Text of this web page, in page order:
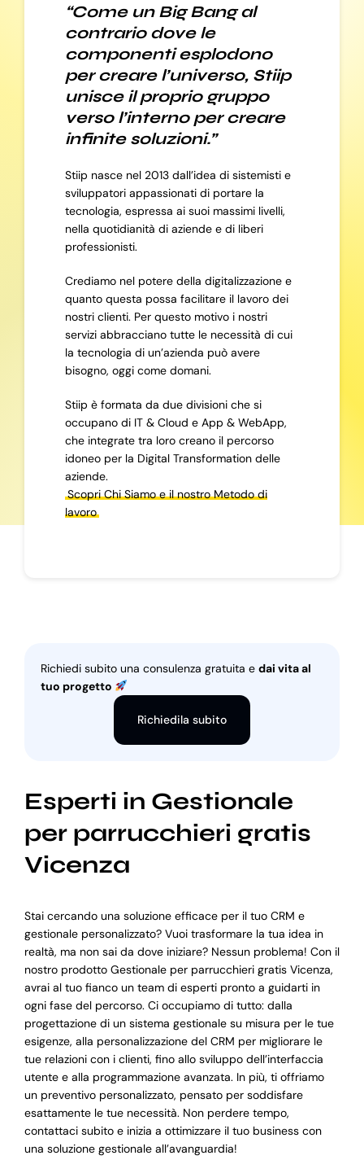
“Come un Big Bang al
contrario dove le
componenti esplodono
per creare l’universo, Stiip
unisce il proprio gruppo
verso l’interno per creare
infinite soluzioni.”
Stiip nasce nel 2013 dall’idea di sistemisti e
sviluppatori appassionati di portare la
tecnologia, espressa ai suoi massimi livelli,
nella quotidianità di aziende e di liberi
professionisti.
Crediamo nel potere della digitalizzazione e
quanto questa possa facilitare il lavoro dei
nostri clienti. Per questo motivo i nostri
servizi abbracciano tutte le necessità di cui
la tecnologia di un’azienda può avere
bisogno, oggi come domani.
Stiip è formata da due divisioni che si
occupano di IT & Cloud e App & WebApp,
che integrate tra loro creano il percorso
idoneo per la Digital Transformation delle
aziende.
Scopri Chi Siamo e il nostro Metodo di
lavoro
Richiedi subito una consulenza gratuita e dai vita al
tuo progetto
Richiedila subito
Esperti in Gestionale
per parrucchieri gratis
Vicenza
Stai cercando una soluzione efficace per il tuo CRM e
gestionale personalizzato? Vuoi trasformare la tua idea in
realtà, ma non sai da dove iniziare? Nessun problema! Con il
nostro prodotto Gestionale per parrucchieri gratis Vicenza,
avrai al tuo fianco un team di esperti pronto a guidarti in
ogni fase del percorso. Ci occupiamo di tutto: dalla
progettazione di un sistema gestionale su misura per le tue
esigenze, alla personalizzazione del CRM per migliorare le
tue relazioni con i clienti, fino allo sviluppo dell’interfaccia
utente e alla programmazione avanzata. In più, ti offriamo
un preventivo personalizzato, pensato per soddisfare
esattamente le tue necessità. Non perdere tempo,
contattaci subito e inizia a ottimizzare il tuo business con
una soluzione gestionale all’avanguardia!